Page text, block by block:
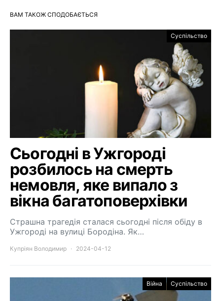
ВАМ ТАКОЖ СПОДОБАЄТЬСЯ
Суспільство
Сьогодні в Ужгороді
розбилось на смерть
немовля, яке випало з
вікна багатоповерхівки
Страшна трагедія сталася сьогодні після обіду в
Ужгороді на вулиці Бородіна. Як…
Купріян Володимир 2024-04-12
Війна Суспільство